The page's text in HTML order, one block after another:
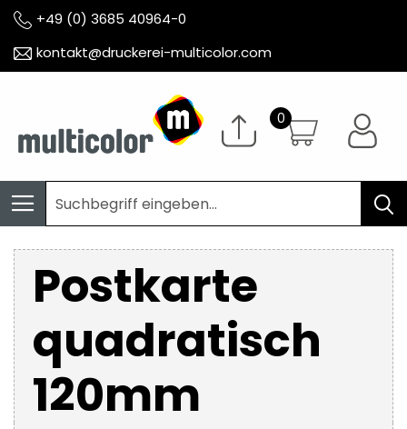
+49 (0) 3685 40964-0
kontakt@druckerei-multicolor.com
Postkarte
quadratisch
120mm